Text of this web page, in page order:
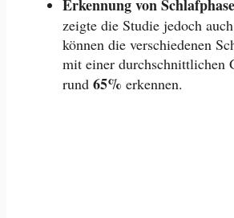
Erkennung von
zeigte die Studie jedoch
können die verschiedenen
mit einer durchschnittlichen
rund 65% erkennen.